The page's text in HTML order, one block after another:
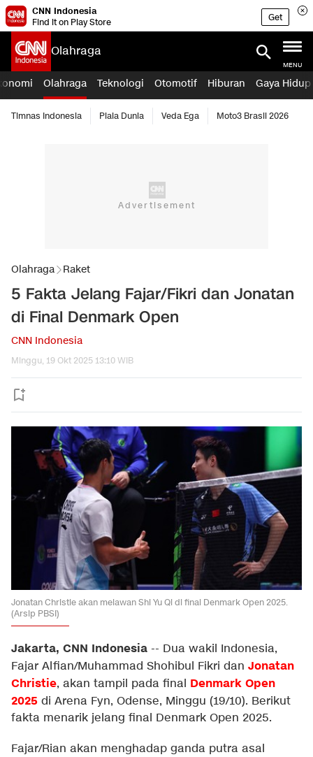
CNN Indonesia
Find it on Play Store
Get
Olahraga
MENU
Olahraga Teknologi Otomotif Hiburan Gaya Hidup
Timnas Indonesia Piala Dunia Veda Ega Moto3 Brasil 2026
Olahraga Raket
5 Fakta Jelang Fajar/Fikri dan Jonatan
di Final Denmark Open
CNN Indonesia
Minggu, 19 Okt 2025 13:10 WIB
Jonatan Christie akan melawan Shi Yu Qi di final Denmark Open 2025.
(Arsip PBSI)
Jakarta, CNN Indonesia -- Dua wakil Indonesia,
Fajar Alfian/Muhammad Shohibul Fikri dan Jonatan
Christie, akan tampil pada final Denmark Open
2025 di Arena Fyn, Odense, Minggu (19/10). Berikut
fakta menarik jelang final Denmark Open 2025.
Fajar/Rian akan menghadap ganda putra asal